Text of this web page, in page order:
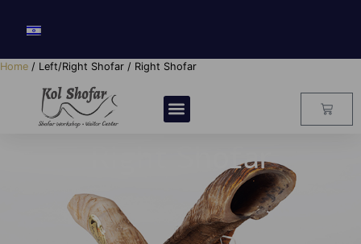
Home / Left/Right Shofar / Right Shofar
Right Shofar